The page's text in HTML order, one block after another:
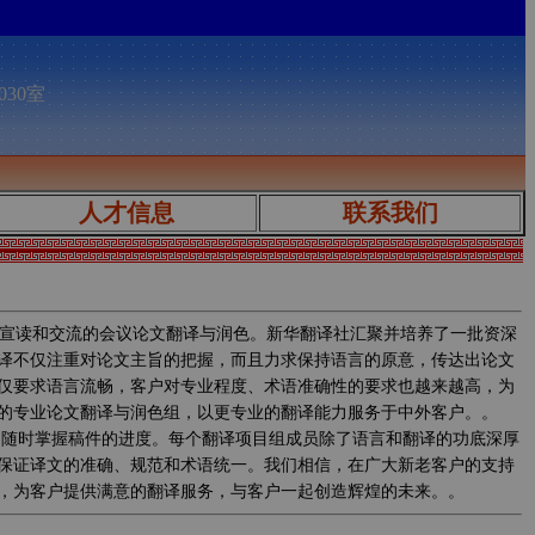
室
人才信息 联系我们
和交流的会议论文翻译与润色。新华翻译社汇聚并培养了一批资深
仅注重对论文主旨的把握，而且力求保持语言的原意，传达出论文
求语言流畅，客户对专业程度、术语准确性的要求也越来越高，为
业论文翻译与润色组，以更专业的翻译能力服务于中外客户。。
时掌握稿件的进度。每个翻译项目组成员除了语言和翻译的功底深厚
译文的准确、规范和术语统一。我们相信，在广大新老客户的支持
客户提供满意的翻译服务，与客户一起创造辉煌的未来。。